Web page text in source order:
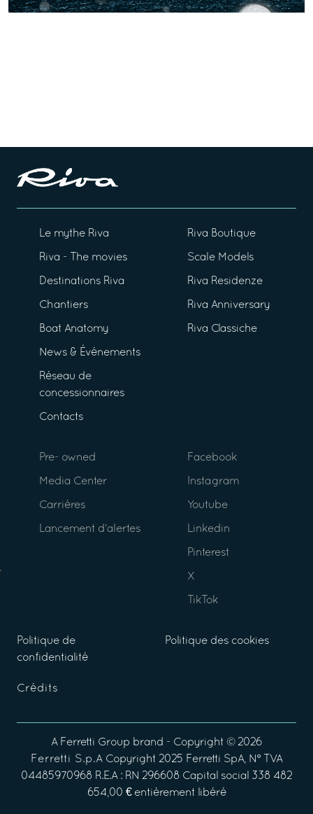
Le mythe Riva
Riva - The movies
Destinations Riva
Chantiers
Boat Anatomy
News & Événements
Réseau de
concessionnaires
Contacts
Riva Boutique
Scale Models
Riva Residenze
Riva Anniversary
Riva Classiche
Pre- owned
Media Center
Carrières
Lancement d’alertes
Facebook
Instagram
Youtube
Linkedin
Pinterest
X
TikTok
Politique de
confidentialité
Politique des cookies
Crédits
A Ferretti Group brand - Copyright © 2026
Ferretti S.p.A Copyright 2025 Ferretti SpA, N° TVA
04485970968 R.E.A : RN 296608 Capital social 338 482
654,00 € entièrement libéré